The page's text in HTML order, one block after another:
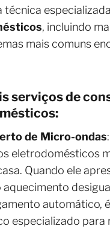
técnica
, incluindo
mais comuns
serviços de
de Micro-ondas
eletrodomésticos
Quando ele
aquecimento
automático,
especializado para